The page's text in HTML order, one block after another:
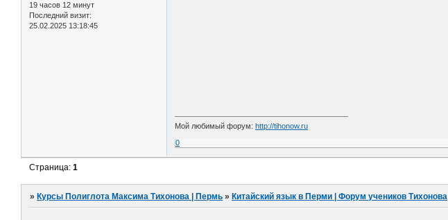
19 часов 12 минут
Последний визит:
25.02.2025 13:18:45
Мой любимый форум: http://tihonow.ru
0
Страница:1
»Курсы Полиглота Максима Тихонова | Пермь »Китайский язык в Перми | Форум учеников Тихонова